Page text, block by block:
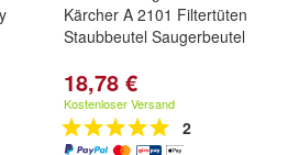
Kärcher A 2101 Filtertüten
Staubbeutel Saugerbeutel
18,78 €
Kostenloser Versand
2